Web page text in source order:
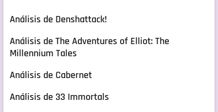
Análisis de Denshattack!
Análisis de The Adventures of Elliot: The
Millennium Tales
Análisis de Cabernet
Análisis de 33 Immortals